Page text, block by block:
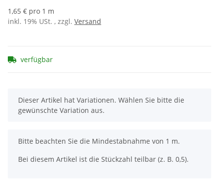
1,65 € pro 1 m
inkl. 19% USt. , zzgl. Versand
verfügbar
x
Dieser Artikel hat Variationen. Wählen Sie bitte die
gewünschte Variation aus.
x
Bitte beachten Sie die Mindestabnahme von 1 m.
Bei diesem Artikel ist die Stückzahl teilbar (z. B. 0,5).